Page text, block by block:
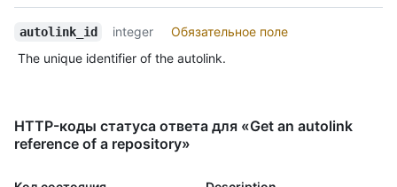
autolink_id integer
Обязательное поле
The unique identifier of the autolink.
HTTP-коды статуса ответа для «Get an autolink
reference of a repository»